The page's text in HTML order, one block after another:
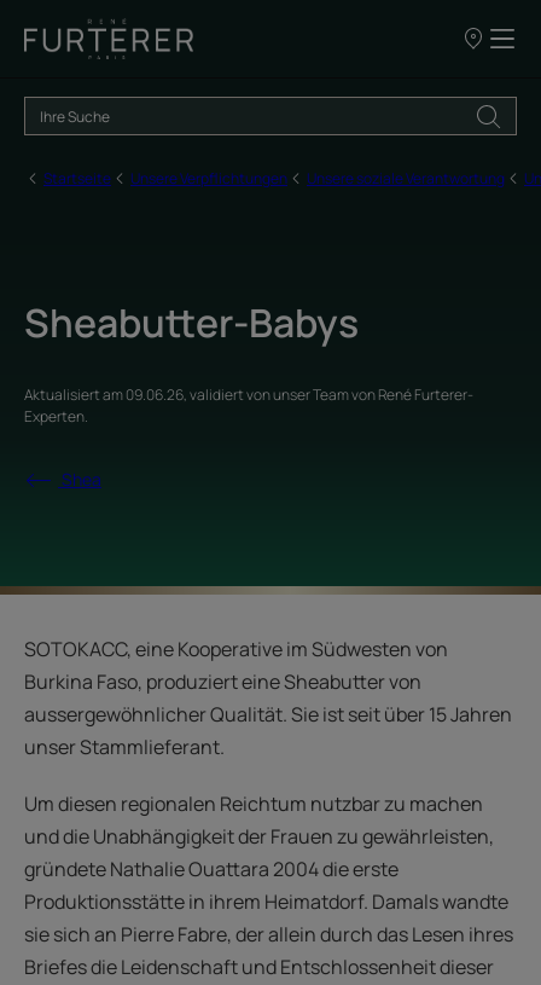
UNSERE
Startseite Unsere Verpflichtungen Unsere soziale Verantwortung
Sheabutter-Babys
Aktualisiert am09.06.26, validiert vonunser Team von René Furterer-
Experten.
Shea
SOTOKACC, eine Kooperative im Südwesten von
Burkina Faso, produziert eine Sheabutter von
aussergewöhnlicher Qualität. Sie ist seit über 15 Jahren
unser Stammlieferant.
Um diesen regionalen Reichtum nutzbar zu machen
und die Unabhängigkeit der Frauen zu gewährleisten,
gründete Nathalie Ouattara 2004 die erste
Produktionsstätte in ihrem Heimatdorf. Damals wandte
sie sich an Pierre Fabre, der allein durch das Lesen ihres
Briefes die Leidenschaft und Entschlossenheit dieser